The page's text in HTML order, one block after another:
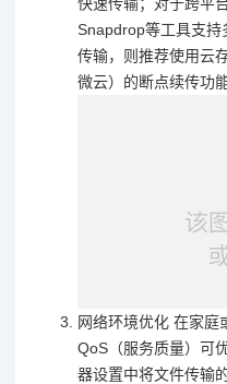
Snapdrop等工具支持
传输，则推荐使用云
微云）的断点续传功能
网络环境优化 在家庭
QoS（服务质量）可
器设置中将文件传输